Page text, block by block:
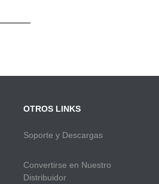
OTROS LINKS
Soporte y Descargas
Convertirse en Nuestro
Distribuidor